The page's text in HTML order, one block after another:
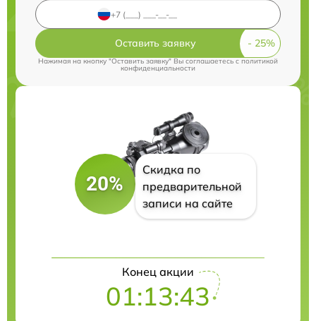
Оставить заявку
Нажимая на кнопку "Оставить заявку" Вы соглашаетесь cполитикой
конфиденциальности
20%
Скидка по
предварительной
записи на сайте
Конец акции
01:13:43